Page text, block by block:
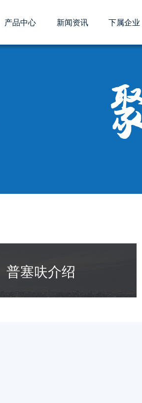
产品中心 新闻资讯 下属企业
普塞呋介绍